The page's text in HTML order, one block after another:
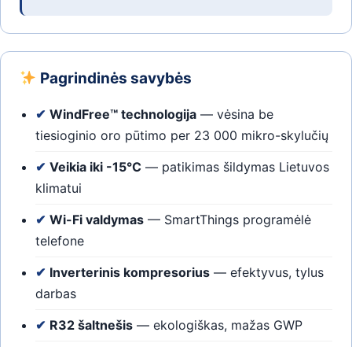
Pagrindinės savybės
✔ WindFree™ technologija — vėsina be
tiesioginio oro pūtimo per 23 000 mikro-skylučių
✔ Veikia iki -15°C — patikimas šildymas Lietuvos
klimatui
✔ Wi-Fi valdymas — SmartThings programėlė
telefone
✔ Inverterinis kompresorius — efektyvus, tylus
darbas
✔ R32 šaltnešis — ekologiškas, mažas GWP